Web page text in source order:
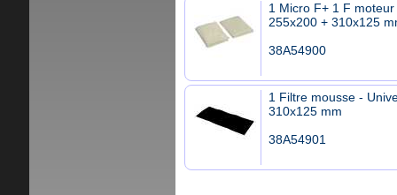
1 Micro F+ 1 F
255x200 + 310x125
38A54900
1 Filtre mousse -
310x125 mm
38A54901